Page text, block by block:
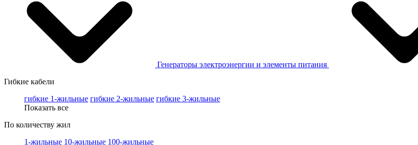
Генераторы электроэнергии и элементы питания
Гибкие кабели
гибкие 1-жильные гибкие 2-жильные гибкие 3-жильные
Показать все
По количеству жил
1-жильные 10-жильные 100-жильные
актуальный прайс-лист или сделаем расчёт
стоимости по вашему запросу!